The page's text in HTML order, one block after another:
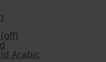
Arabic